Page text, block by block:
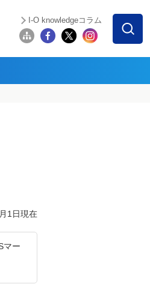
I-O knowledgeコラム
1日現在
マー